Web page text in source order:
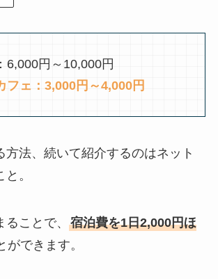
6,000円～10,000円
フェ：3,000円～4,000円
方法、続いて紹介するのはネット
。
ことで、 宿泊費を1日2,000円ほ
ができます。